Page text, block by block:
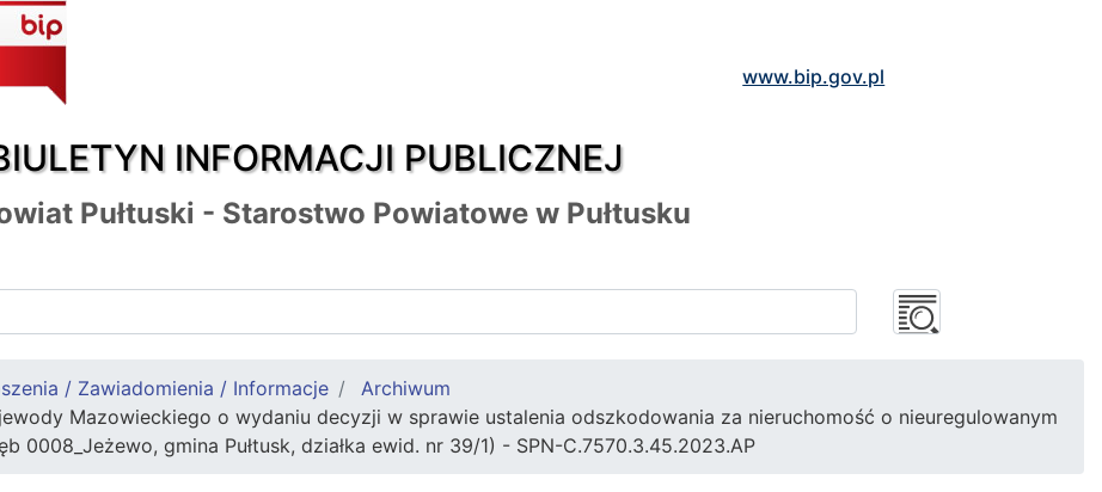
INFORMACJI PUBLICZNEJ
www.bip.gov.pl
Pułtuski - Starostwo Powiatowe w Pułtusku
/ Zawiadomienia / Informacje
Archiwum
Mazowieckiego o wydaniu decyzji w sprawie ustalenia odszkodowania za nieruchomość o nieuregulowanym
0008_Jeżewo, gmina Pułtusk, działka ewid. nr 39/1) - SPN-C.7570.3.45.2023.AP